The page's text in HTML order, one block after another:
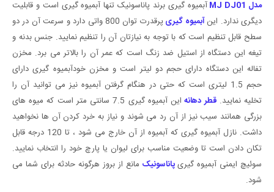
مدل MJ DJ01
آبمیوه گیری برند پاناسونیک تنها آبمیوه گیری است و قابلیت
دیگری ندارد. اینآبمیوه گیری
پرقدرت توان 800 واتی دارد و سرعت آن در دو
سطح قابل تنظیم است که با توجه به نیازتان آن را تنظیم نمایید. جنس بدنه و
تیغه این دستگاه از استیل ضد زنگ است که عمر آن را بالاتر می برد. مخزن
تفاله این دستگاه دارای حجم دو لیتر است و مخزن خودآبمیوه گیری دارای
حجم 1.5 لیتری است که حتی در هنگام گرفتن آبمیوه نیز می توانید آن را
تخلیه نمایید. قطر دهانه
این آبمیوه گیری 7.5 سانتی متر است که میوه های
بزرگی همانند سیب نیز از آن رد می شوند و نیاز به خرد کردن آن ها نخواهید
داشت. نازل آبمیوه گیری که آبمیوه از آن خارج می شود ، تا 120 درجه قابل
تکان دادن است تا وضعیت مناسب برای لیوان یا پارچ خود را انتخاب نمایید.
سوئیچ ایمنی آبمیوه گیریپاناسونیک مانع از بروز هرگونه حادثه برای شما می
شود.